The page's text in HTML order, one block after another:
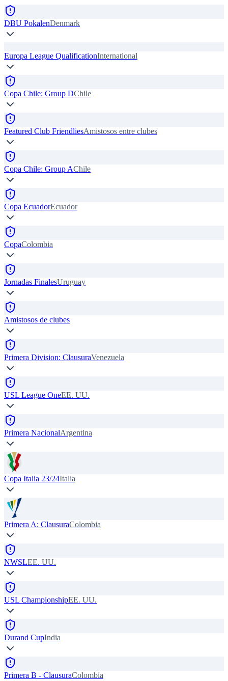
DBU PokalenDenmark
Europa League QualificationInternational
Copa Chile: Group DChile
Featured Club FriendliesAmistosos entre clubes
Copa Chile: Group AChile
Copa EcuadorEcuador
CopaColombia
Jornadas FinalesUruguay
Amistosos de clubes
Primera Division: ClausuraVenezuela
USL League OneEE. UU.
Primera NacionalArgentina
Copa Italia 23/24Italia
Primera A: ClausuraColombia
NWSLEE. UU.
USL ChampionshipEE. UU.
Durand CupIndia
Primera B - ClausuraColombia